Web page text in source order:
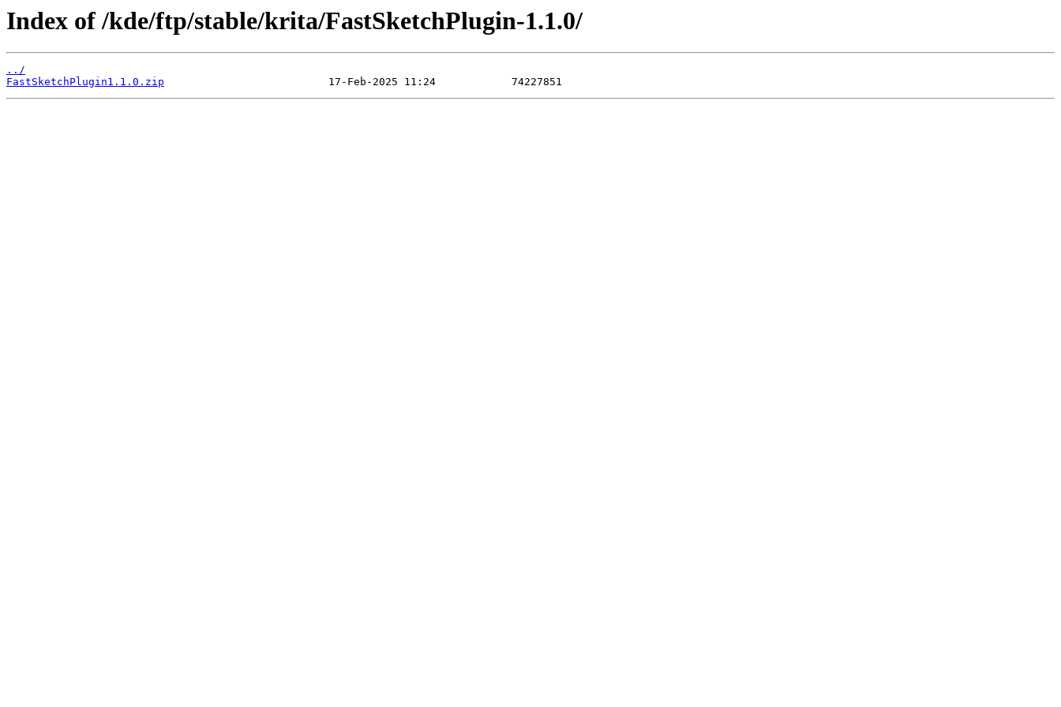
Index of /kde/ftp/stable/krita/FastSketchPlugin-1.1.0/
../
FastSketchPlugin1.1.0.zip